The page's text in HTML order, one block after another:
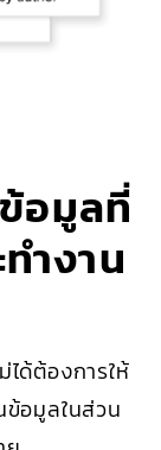
อมูลที่
ำงาน
ด้ต้องการให้
อมูลในส่วน